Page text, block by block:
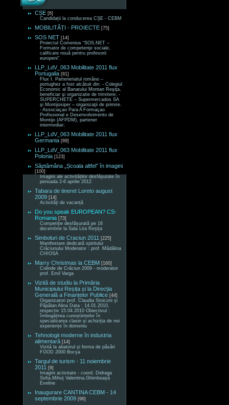
CȘE [6]
Candidații la conducerea CȘE - CEBM
MOBILITĂȚI - PROIECTE [75]
SOS NET [14]
Proiectul Comenius “SOS.NET –
Formator de competenţe sociale,
calificare nouă pentru profesorii
europeni“.
LLP_LdV_063 Mobilitate 2011 flux
Portugalia [81]
Flux I. Parteneriatul româno –
portughez a fost alcătuit din: - Colegiul
Economic al Banatului Montan Reşiţa,
beneficiar şi organizatie de trimitere; -
SUPERCHETE – Supermercados SA
şi Montijosiper – organizaţii de primire.
- Associaçao Para A Formaçao
Profissional e Desenvolvimento de
Montijo (AFPDM), partener
intermediar;
LLP_LdV_063 Mobilitate 2011 flux
Germania [89]
LLP_LdV_063 Mobilitate 2011 flux
Polonia [123]
Săptămâna „Școala altfel” în imagini
[100]
Imagini ale activităților desfășurate în
perioada 2-6 aprilie 2012
Tabara de tineret Loreto august
2009 [14]
Activități de vacanță
Do you speak EUROPEAN? CS-
Romania [73]
Competiție desfășurată pe 16
decembrie la Sala Lira Reșița
Simboluri de Craciun 2011 [225]
Manifestare dedicată spiritului
Crăciunului Moderator : prof. Mădălina
CHIOSA
Marry Christmas la CEBM [160]
Colinde de Crăciun 2009 - moderator
prof. Emil Varga
Vizită de studiu la Primăria
Municipiului Reșița și la Direcția
Generală a Finanțelor Publice [44]
Organizatori prof. Claudia Stoiconi și
Păpălan Alina Data : 14.01.2010,
respectiv 15.04.2010 Obiectivul :
îmbogățirea cunoștiințelor în
specializarea clasei și achiziția de noi
experiențe în domeniu
Tehnologii moderne în industria
alimentară [14]
Vizită la abatorul și ferma de păsări
FOOD 2000 Bocșa
Targul de turism - 11 noiembrie
2011 [9]
Imagini activitate - coord. Didraga
Sofia,Mihuț Valentina,Ghimboașă
Eveline
Inaugurare CANTINA CEBM - 14
septembrie 2009 [96]